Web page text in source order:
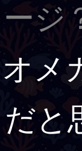
ジ
メ
と